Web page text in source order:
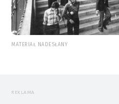
MATERIAŁ NADESŁANY
REKLAMA